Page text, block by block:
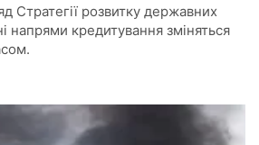
Стратегії розвитку державних
напрями кредитування зміняться